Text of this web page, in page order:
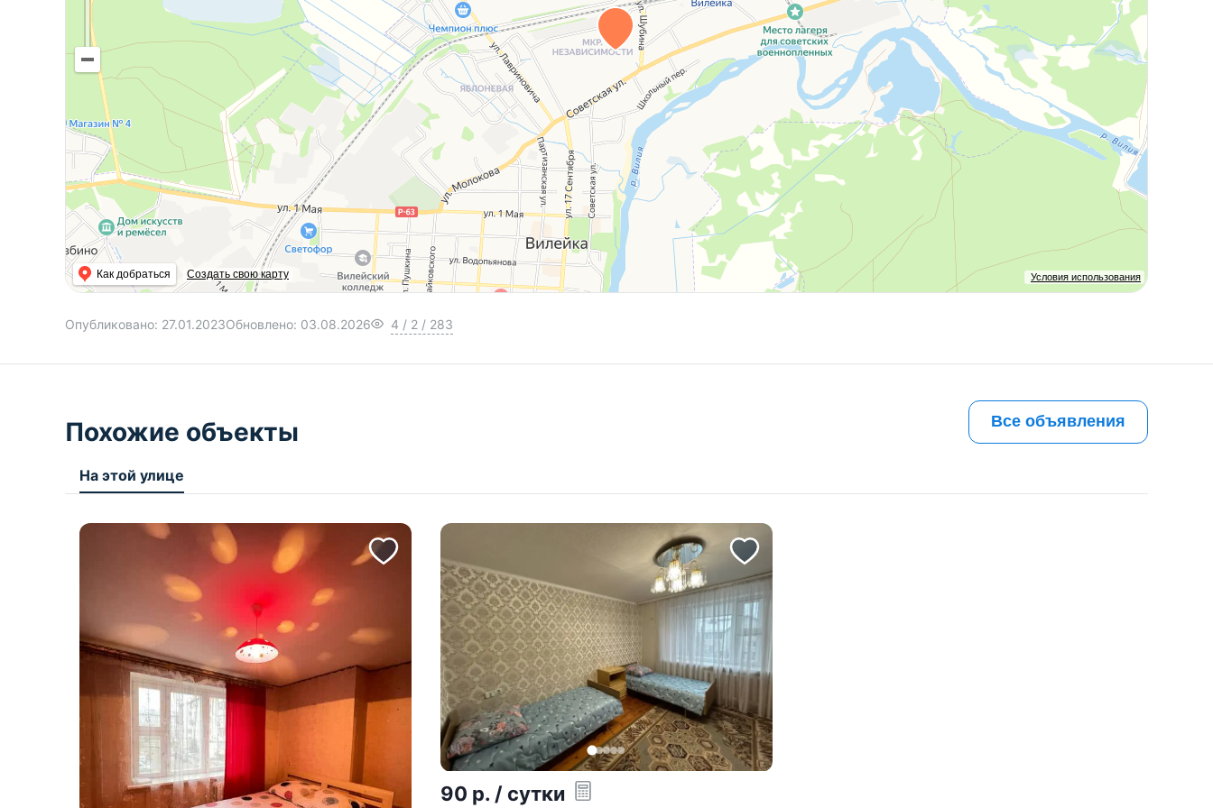
Условия использования
Как добраться Создать свою карту
Опубликовано: 27.01.2023Обновлено: 03.08.2026 4 / 2 / 283
Похожие объекты Все объявления
На этой улице
90 р. / сутки